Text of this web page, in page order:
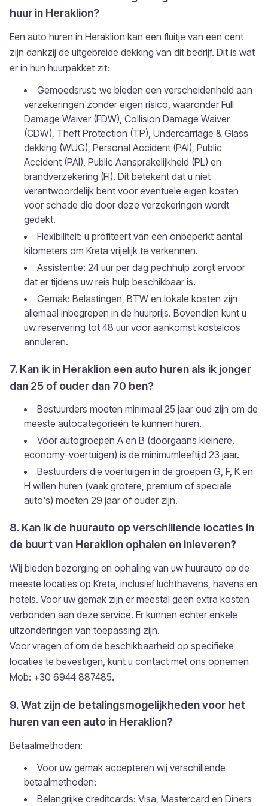
huur in Heraklion?
Een auto huren in Heraklion kan een fluitje van een cent
zijn dankzij de uitgebreide dekking van dit bedrijf. Dit is wat
er in hun huurpakket zit:
Gemoedsrust: we bieden een verscheidenheid aan
verzekeringen zonder eigen risico, waaronder Full
Damage Waiver (FDW), Collision Damage Waiver
(CDW), Theft Protection (TP), Undercarriage & Glass
dekking (WUG), Personal Accident (PAI), Public
Accident (PAI), Public Aansprakelijkheid (PL) en
brandverzekering (FI). Dit betekent dat u niet
verantwoordelijk bent voor eventuele eigen kosten
voor schade die door deze verzekeringen wordt
gedekt.
Flexibiliteit: u profiteert van een onbeperkt aantal
kilometers om Kreta vrijelijk te verkennen.
Assistentie: 24 uur per dag pechhulp zorgt ervoor
dat er tijdens uw reis hulp beschikbaar is.
Gemak: Belastingen, BTW en lokale kosten zijn
allemaal inbegrepen in de huurprijs. Bovendien kunt u
uw reservering tot 48 uur voor aankomst kosteloos
annuleren.
7. Kan ik in Heraklion een auto huren als ik jonger
dan 25 of ouder dan 70 ben?
Bestuurders moeten minimaal 25 jaar oud zijn om de
meeste autocategorieën te kunnen huren.
Voor autogroepen A en B (doorgaans kleinere,
economy-voertuigen) is de minimumleeftijd 23 jaar.
Bestuurders die voertuigen in de groepen G, F, K en
H willen huren (vaak grotere, premium of speciale
auto's) moeten 29 jaar of ouder zijn.
8. Kan ik de huurauto op verschillende locaties in
de buurt van Heraklion ophalen en inleveren?
Wij bieden bezorging en ophaling van uw huurauto op de
meeste locaties op Kreta, inclusief luchthavens, havens en
hotels. Voor uw gemak zijn er meestal geen extra kosten
verbonden aan deze service. Er kunnen echter enkele
uitzonderingen van toepassing zijn.
Voor vragen of om de beschikbaarheid op specifieke
locaties te bevestigen, kunt u contact met ons opnemen
Mob: +30 6944 887485.
9. Wat zijn de betalingsmogelijkheden voor het
huren van een auto in Heraklion?
Betaalmethoden:
Voor uw gemak accepteren wij verschillende
betaalmethoden:
Belangrijke creditcards: Visa, Mastercard en Diners